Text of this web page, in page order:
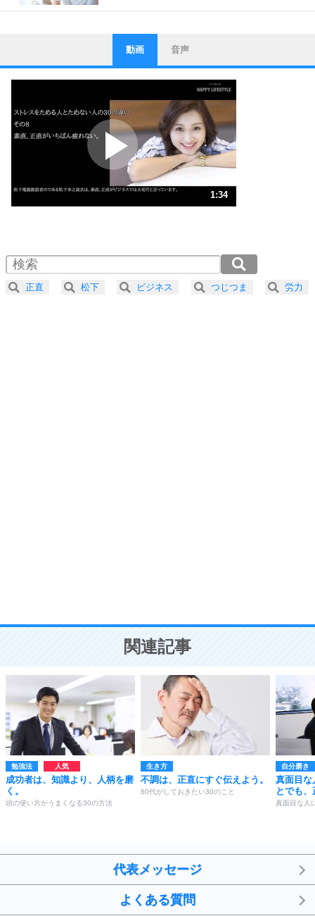
1
ストレス対策
他人と比べない。
いっそのこと、他人を見ない。
いらいらしない人になる30の方法
プラス思考
ポジティブになれない原因は、行動しないから。
ポジティブ思考になる30の方法
ストレス対策
人生、なんとかなるもの。
気楽に生きる30の方法
4 器の大きい人は、怒りを優しさで表現する。
プラス思考
ことが大切。
動画 音声
1:34
2.0倍速 （185KB 47秒）
2.5倍速 （148KB 37秒）
3.0倍速 （124KB 31秒）
正直 松下 ビジネス つじつま 労力
関連記事
勉強法
成功者は、知識より、人柄を磨
く。
頭の使い方がうまくなる30の方法
生き方
不調は、正直にすぐ伝えよう。
80代がしておきたい30のこと
自分磨き
真面目な
とでも
真面目な人
代表メッセージ
よくある質問